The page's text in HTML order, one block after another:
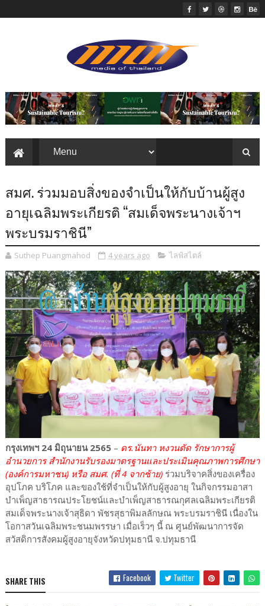
สมศ. ร่วมมอบสิ่งของจำเป็นให้กับบ้านผู้สูง
อายุเฉลิมพระเกียรติ “สมเด็จพระนางเจ้าฯ
พระบรมราชินี”
Suthep Puangmahod 4 years ago ไลฟ์สไตล์
กรุงเทพฯ 24 มิถุนายน 2565 – ดร.นันทา หงวนตัด รักษาการผู้
อำนวยการ สำนักงานรับรองมาตรฐานและประเมินคุณภาพการศึกษา
(องค์การมหาชน) หรือ สมศ. (ที่ 4 จากซ้าย)ร่วมบริจาคสิ่งของเครื่อง
อุปโภค บริโภค และของใช้ที่จำเป็นให้กับผู้สูงอายุ ในกิจกรรมอาสา
บำเพ็ญสาธารณประโยชน์และบำเพ็ญสาธารณกุศลเฉลิมพระเกียรติ
สมเด็จพระนางเจ้าสุธิดา พัชรสุธาพิมลลักษณ พระบรมราชินี เนื่องใน
โอกาสวันเฉลิมพระชนมพรรษา เมื่อเร็วๆ นี้ ณ ศูนย์พัฒนาการจัด
สวัสดิการสังคมผู้สูงอายุจังหวัดปทุมธานี จ.ปทุมธานี
SHARE THIS Facebook Twitter